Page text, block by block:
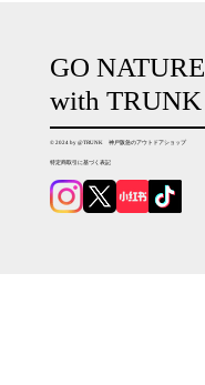
GO NATURE
with TRUNK
© 2024 by @TRUNK 神戸阪急のアウトドアショップ
特定商取引に基づく表記